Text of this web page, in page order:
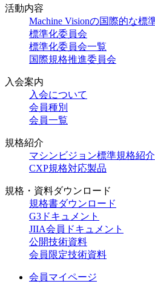
活動内容
Machine Visionの国際的な標
標準化委員会
標準化委員会一覧
国際規格推進委員会
入会案内
入会について
会員種別
会員一覧
規格紹介
マシンビジョン標準規格紹介
CXP規格対応製品
規格・資料ダウンロード
規格書ダウンロード
G3ドキュメント
JIIA会員ドキュメント
公開技術資料
会員限定技術資料
会員マイページ